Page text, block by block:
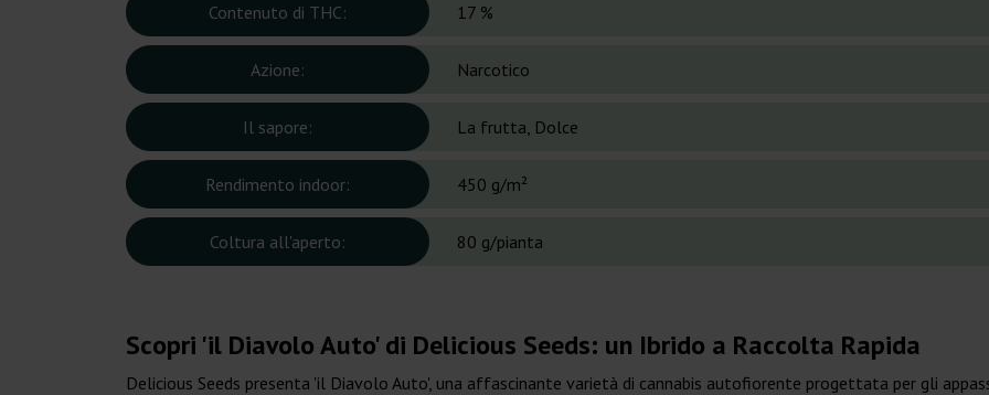
Contenuto di THC: 17 %
Azione: Narcotico
Il sapore: La frutta, Dolce
Rendimento indoor: 450 g/m²
Coltura all'aperto: 80 g/pianta
Scopri 'il Diavolo Auto' di Delicious Seeds: un Ibrido a Raccolta Rapida
Delicious Seeds presenta 'il Diavolo Auto', una affascinante varietà di cannabis autofiorente progettata per gli